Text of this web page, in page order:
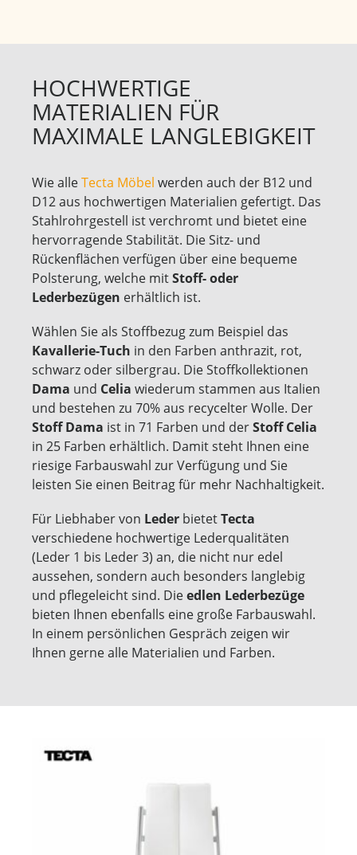
HOCHWERTIGE
MATERIALIEN FÜR
MAXIMALE LANGLEBIGKEIT
Wie alleTecta Möbel werden auch der B12 und
D12 aus hochwertigen Materialien gefertigt. Das
Stahlrohrgestell ist verchromt und bietet eine
hervorragende Stabilität. Die Sitz- und
Rückenflächen verfügen über eine bequeme
Polsterung, welche mitStoff- oder
Lederbezügen erhältlich ist.
Wählen Sie als Stoffbezug zum Beispiel das
Kavallerie-Tuch in den Farben anthrazit, rot,
schwarz oder silbergrau. Die Stoffkollektionen
Dama und Celia wiederum stammen aus Italien
und bestehen zu 70% aus recycelter Wolle. Der
Stoff Dama ist in 71 Farben und derStoff Celia
in 25 Farben erhältlich. Damit steht Ihnen eine
riesige Farbauswahl zur Verfügung und Sie
leisten Sie einen Beitrag für mehr Nachhaltigkeit.
Für Liebhaber von Leder bietetTecta
verschiedene hochwertige Lederqualitäten
(Leder 1 bis Leder 3) an, die nicht nur edel
aussehen, sondern auch besonders langlebig
und pflegeleicht sind. Dieedlen Lederbezüge
bieten Ihnen ebenfalls eine große Farbauswahl.
In einem persönlichen Gespräch zeigen wir
Ihnen gerne alle Materialien und Farben.